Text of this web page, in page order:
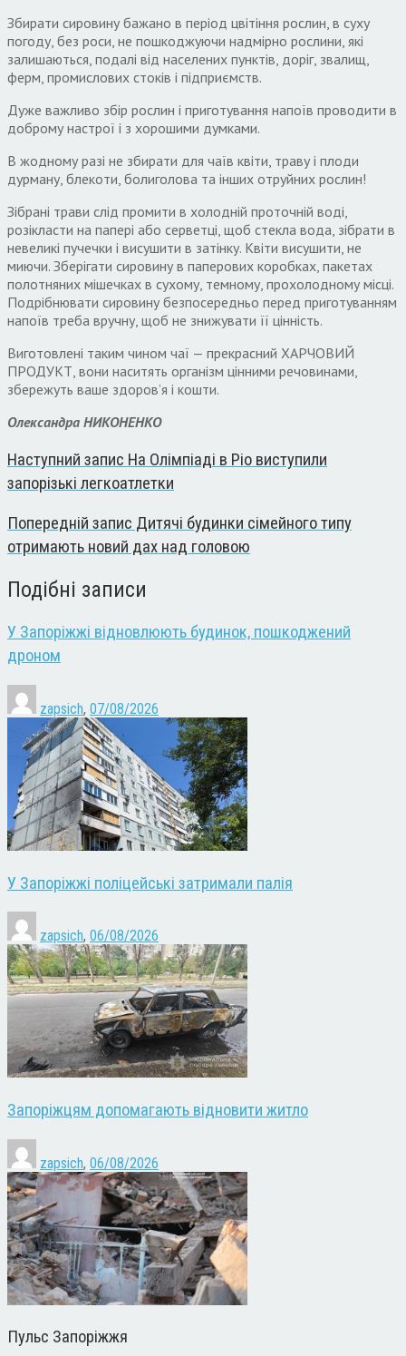
Збирати сировину бажано в період цвітіння рослин, в суху
погоду, без роси, не пошкоджуючи надмірно рослини, які
залишаються, подалі від населених пунктів, доріг, звалищ,
ферм, промислових стоків і підприємств.
Дуже важливо збір рослин і приготування напоїв проводити в
доброму настрої і з хорошими думками.
В жодному разі не збирати для чаїв квіти, траву і плоди
дурману, блекоти, болиголова та інших отруйних рослин!
Зібрані трави слід промити в холодній проточній воді,
розікласти на папері або серветці, щоб стекла вода, зібрати в
невеликі пучечки і висушити в затінку. Квіти висушити, не
миючи. Зберігати сировину в паперових коробках, пакетах
полотняних мішечках в сухому, темному, прохолодному місці.
Подрібнювати сировину безпосередньо перед приготуванням
напоїв треба вручну, щоб не знижувати її цінність.
Виготовлені таким чином чаї — прекрасний ХАРЧОВИЙ
ПРОДУКТ, вони наситять організм цінними речовинами,
збережуть ваше здоров’я і кошти.
Олександра НИКОНЕНКО
Наступний запис На Олімпіаді в Ріо виступили
запорізькі легкоатлетки
Попередній запис Дитячі будинки сімейного типу
отримають новий дах над головою
Подібні записи
У Запоріжжі відновлюють будинок, пошкоджений
дроном
zapsich, 07/08/2026
У Запоріжжі поліцейські затримали палія
zapsich, 06/08/2026
Запоріжцям допомагають відновити житло
zapsich, 06/08/2026
Пульс Запоріжжя